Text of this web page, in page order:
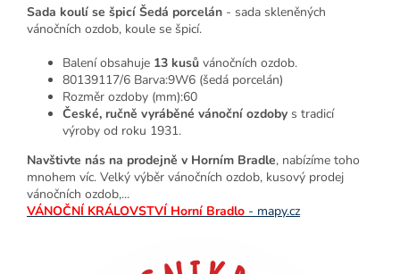
Sada koulí se špicí Šedá porcelán - sada skleněných
vánočních ozdob, koule se špicí.
Balení obsahuje 13 kusů vánočních ozdob.
80139117/6 Barva:9W6 (šedá porcelán)
Rozměr ozdoby (mm):60
České, ručně vyráběné vánoční ozdoby s tradicí
výroby od roku 1931.
Navštivte nás na prodejně v Horním Bradle, nabízíme toho
mnohem víc. Velký výběr vánočních ozdob, kusový prodej
vánočních ozdob,...
VÁNOČNÍ KRÁLOVSTVÍ Horní Bradlo - mapy.cz